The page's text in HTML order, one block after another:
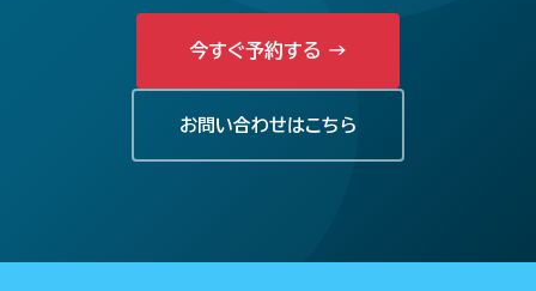
今すぐ予約する →
お問い合わせはこちら